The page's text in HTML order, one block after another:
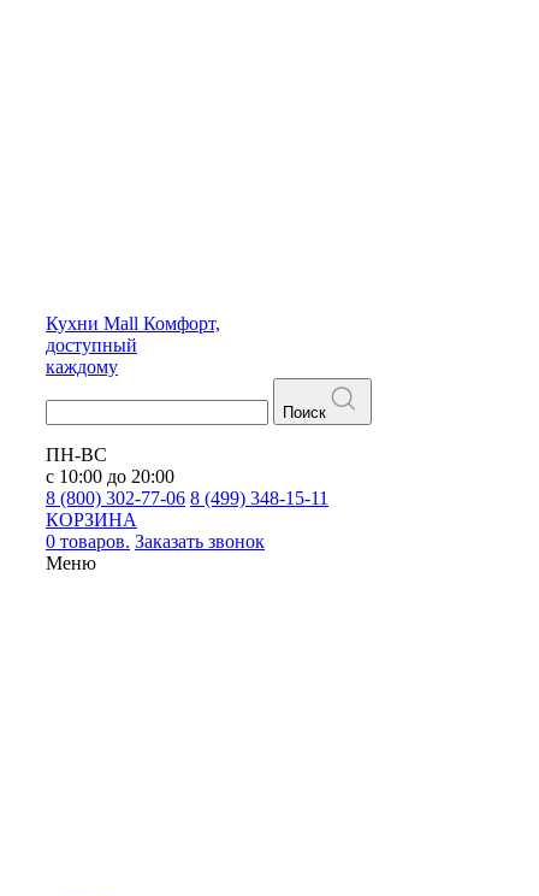
Кухни Mall Комфорт,
доступный
каждому
Поиск
ПН-ВС
с 10:00 до 20:00
8 (800) 302-77-06 8 (499) 348-15-11
КОРЗИНА
0 товаров. Заказать звонок
Меню